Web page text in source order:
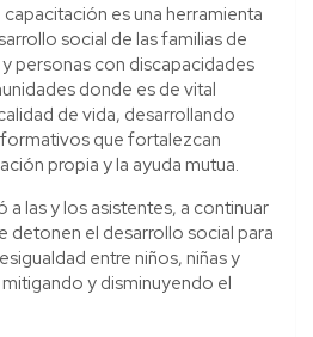
es una herramienta
social de las familias de
personas con discapacidades
donde es de vital
de vida, desarrollando
que fortalezcan
propia y la ayuda mutua.
las y los asistentes, a continuar
detonen el desarrollo social para
entre niños, niñas y
y disminuyendo el